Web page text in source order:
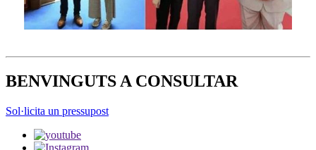
BENVINGUTS A CONSULTAR
Sol·licita un pressupost